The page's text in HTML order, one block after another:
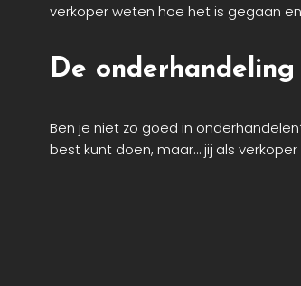
verkoper weten hoe het is gegaan
De onderhandeling
Ben je niet zo goed in
best kunt doen, maar… jij als